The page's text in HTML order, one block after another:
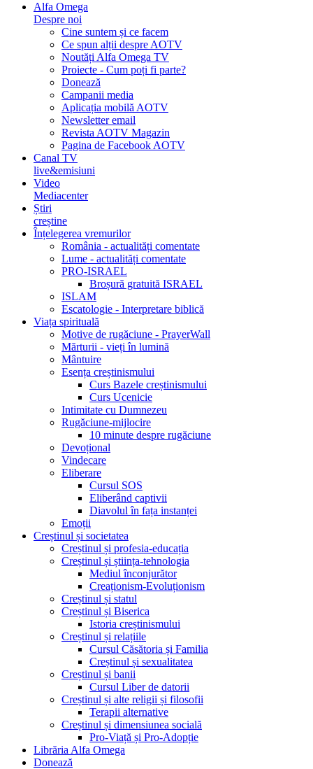
Alfa Omega
Despre noi
Cine suntem și ce facem
Ce spun alții despre AOTV
Noutăți Alfa Omega TV
Proiecte - Cum poți fi parte?
Donează
Campanii media
Aplicația mobilă AOTV
Newsletter email
Revista AOTV Magazin
Pagina de Facebook AOTV
Canal TV
live&emisiuni
Video
Mediacenter
Știri
creștine
Înțelegerea vremurilor
România - actualități comentate
Lume - actualități comentate
PRO-ISRAEL
Broșură gratuită ISRAEL
ISLAM
Escatologie - Interpretare biblică
Viața spirituală
Motive de rugăciune - PrayerWall
Mărturii - vieți în lumină
Mântuire
Esența creștinismului
Curs Bazele creștinismului
Curs Ucenicie
Intimitate cu Dumnezeu
Rugăciune-mijlocire
10 minute despre rugăciune
Devoțional
Vindecare
Eliberare
Cursul SOS
Eliberând captivii
Diavolul în fața instanței
Emoții
Creștinul și societatea
Creștinul și profesia-educația
Creștinul și știința-tehnologia
Mediul înconjurător
Creaționism-Evoluționism
Creștinul și statul
Creștinul și Biserica
Istoria creștinismului
Creștinul și relațiile
Cursul Căsătoria și Familia
Creștinul și sexualitatea
Creștinul și banii
Cursul Liber de datorii
Creștinul și alte religii și filosofii
Terapii alternative
Creștinul și dimensiunea socială
Pro-Viață și Pro-Adopție
Librăria Alfa Omega
Donează